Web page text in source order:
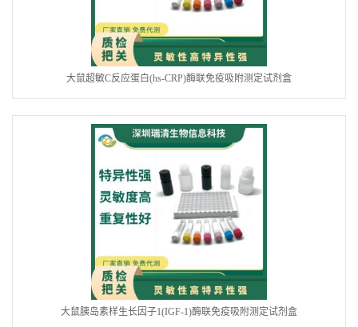
大鼠超敏C反应蛋白(hs-CRP)酶联免疫吸附测定试剂盒
大鼠胰岛素样生长因子1(IGF-1)酶联免疫吸附测定试剂盒